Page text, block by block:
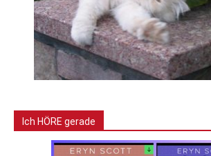
Ich HÖRE gerade